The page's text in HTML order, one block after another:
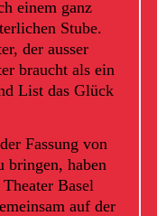
einem ganz
Stube.
der ausser
braucht als ein
List das Glück
Fassung von
bringen, haben
Basel
auf der